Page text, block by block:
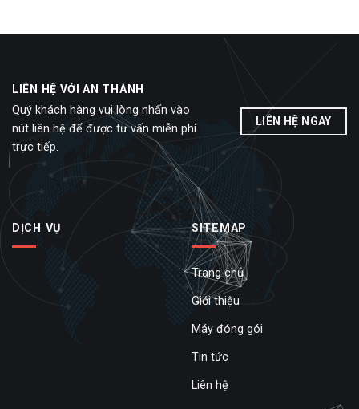
LIÊN HỆ VỚI AN THÀNH
Quý khách hàng vui lòng nhấn vào
nút liên hệ để được tư vấn miễn phí
trực tiếp.
LIÊN HỆ NGAY
DỊCH VỤ SITEMAP
Trang chủ
Giới thiệu
Máy đóng gói
Tin tức
Liên hệ